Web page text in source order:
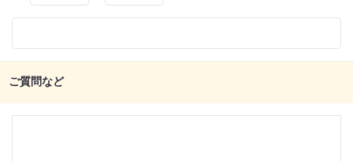
ご質問など